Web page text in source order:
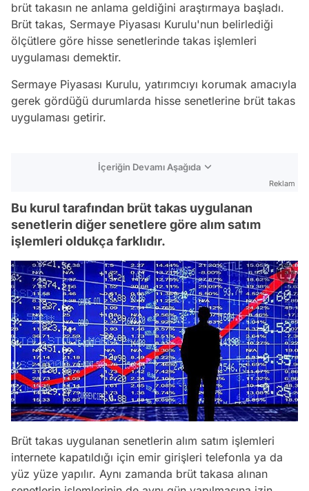
brüt takasın ne anlama geldiğini araştırmaya başladı.
Brüt takas, Sermaye Piyasası Kurulu'nun belirlediği
ölçütlere göre hisse senetlerinde takas işlemleri
uygulaması demektir.
Sermaye Piyasası Kurulu, yatırımcıyı korumak amacıyla
gerek gördüğü durumlarda hisse senetlerine brüt takas
uygulaması getirir.
İçeriğin Devamı Aşağıda
Reklam
Bu kurul tarafından brüt takas uygulanan
senetlerin diğer senetlere göre alım satım
işlemleri oldukça farklıdır.
Brüt takas uygulanan senetlerin alım satım işlemleri
internete kapatıldığı için emir girişleri telefonla ya da
yüz yüze yapılır. Aynı zamanda brüt takasa alınan